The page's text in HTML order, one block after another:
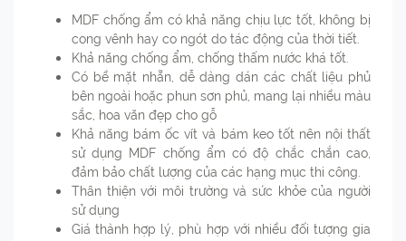
MDF chống ẩm có khả năng chịu lực tốt, không bị
cong vênh hay co ngót do tác động của thời tiết.
Khả năng chống ẩm, chống thấm nước khá tốt.
Có bề mặt nhẵn, dễ dàng dán các chất liệu phủ
bên ngoài hoặc phun sơn phủ, mang lại nhiều màu
sắc, hoa văn đẹp cho gỗ
Khả năng bám ốc vít và bám keo tốt nên nội thất
sử dụng MDF chống ẩm có độ chắc chắn cao,
đảm bảo chất lượng của các hạng mục thi công.
Thân thiện với môi trường và sức khỏe của người
sử dụng
Giá thành hợp lý, phù hợp với nhiều đối tượng gia